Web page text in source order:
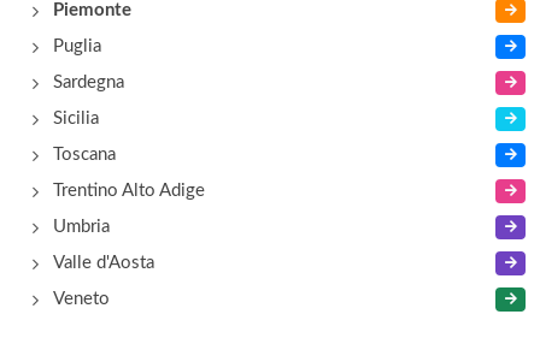
Piemonte
Puglia
Sardegna
Sicilia
Toscana
Trentino Alto Adige
Umbria
Valle d'Aosta
Veneto